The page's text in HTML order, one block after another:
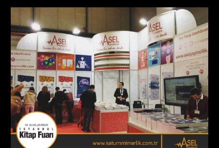
Asel / İstanbul Kitap Fuarı – İstanbul
MAXIMA-MODÜLER STANDLAR